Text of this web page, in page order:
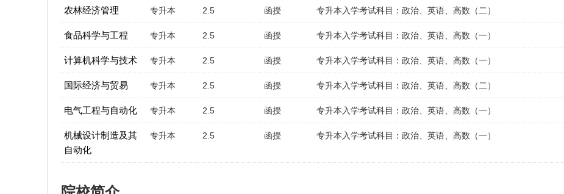
农林经济管理 专升本 2.5 函授 专升本入学考试科目：政治、英语、高数（二）
食品科学与工程 专升本 2.5 函授 专升本入学考试科目：政治、英语、高数（一）
计算机科学与技术 专升本 2.5 函授 专升本入学考试科目：政治、英语、高数（一）
国际经济与贸易 专升本 2.5 函授 专升本入学考试科目：政治、英语、高数（二）
电气工程与自动化 专升本 2.5 函授 专升本入学考试科目：政治、英语、高数（一）
机械设计制造及其
自动化
专升本 2.5 函授 专升本入学考试科目：政治、英语、高数（一）